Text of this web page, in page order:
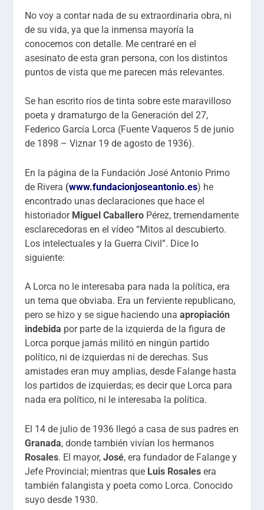
No voy a contar nada de su extraordinaria obra, ni
de su vida, ya que la inmensa mayoría la
conocemos con detalle. Me centraré en el
asesinato de esta gran persona, con los distintos
puntos de vista que me parecen más relevantes.
Se han escrito ríos de tinta sobre este maravilloso
poeta y dramaturgo de la Generación del 27,
Federico García Lorca (Fuente Vaqueros 5 de junio
de 1898 – Viznar 19 de agosto de 1936).
En la página de la Fundación José Antonio Primo
de Rivera (www.fundacionjoseantonio.es) he
encontrado unas declaraciones que hace el
historiador Miguel Caballero Pérez, tremendamente
esclarecedoras en el vídeo “Mitos al descubierto.
Los intelectuales y la Guerra Civil”. Dice lo
siguiente:
A Lorca no le interesaba para nada la política, era
un tema que obviaba. Era un ferviente republicano,
pero se hizo y se sigue haciendo unaapropiación
indebida por parte de la izquierda de la figura de
Lorca porque jamás militó en ningún partido
político, ni de izquierdas ni de derechas. Sus
amistades eran muy amplias, desde Falange hasta
los partidos de izquierdas; es decir que Lorca para
nada era político, ni le interesaba la política.
El 14 de julio de 1936 llegó a casa de sus padres en
Granada, donde también vivían los hermanos
Rosales. El mayor,José, era fundador de Falange y
Jefe Provincial; mientras que Luis Rosales era
también falangista y poeta como Lorca. Conocido
suyo desde 1930.